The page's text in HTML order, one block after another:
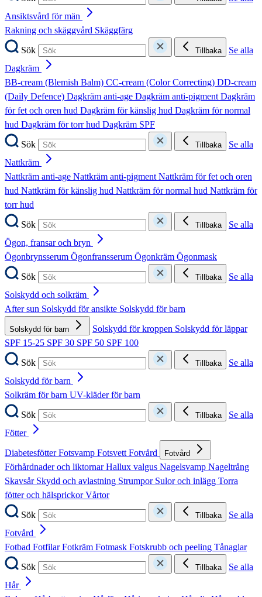
Ansiktsvård för män
Rakning och skäggvård Skäggfärg
Sök
Tillbaka
Se alla
Dagkräm
BB-cream (Blemish Balm) CC-cream (Color Correcting) DD-cream
(Daily Defence) Dagkräm anti-age Dagkräm anti-pigmentDagkräm
för fet och oren hud Dagkräm för känslig hud Dagkräm för normal
hud Dagkräm för torr hud Dagkräm SPF
Sök
Tillbaka
Se alla
Nattkräm
Nattkräm anti-age Nattkräm anti-pigmentNattkräm för fet och oren
hud Nattkräm för känslig hud Nattkräm för normal hud Nattkräm för
torr hud
Sök
Tillbaka
Se alla
Ögon, fransar och bryn
Ögonbrynsserum Ögonfransserum Ögonkräm Ögonmask
Sök
Tillbaka
Se alla
Solskydd och solkräm
After sun Solskydd för ansikte Solskydd för barn
Solskydd för barn Solskydd för kroppen Solskydd för läppar
SPF 15-25 SPF 30 SPF 50 SPF 100
Sök
Tillbaka
Se alla
Solskydd för barn
Solkräm för barn UV-kläder för barn
Sök
Tillbaka
Se alla
Fötter
DiabetesfötterFotsvamp FotsvettFotvård Fotvård
Förhårdnader och liktornarHallux valgus Nagelsvamp Nageltrång
Skavsår Skydd och avlastning Strumpor Sulor och inlägg Torra
fötter och hälsprickorVårtor
Sök
Tillbaka
Se alla
Fotvård
Fotbad FotfilarFotkräm Fotmask Fotskrubb och peeling Tånaglar
Sök
Tillbaka
Se alla
Hår